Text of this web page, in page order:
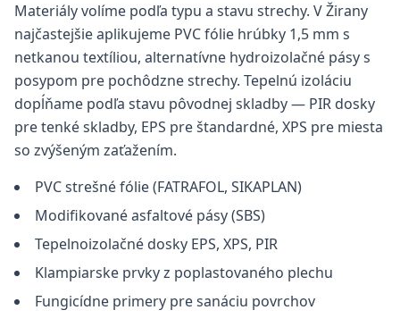
Materiály volíme podľa typu a stavu strechy. V Žirany
najčastejšie aplikujeme PVC fólie hrúbky 1,5 mm s
netkanou textíliou, alternatívne hydroizolačné pásy s
posypom pre pochôdzne strechy. Tepelnú izoláciu
dopĺňame podľa stavu pôvodnej skladby — PIR dosky
pre tenké skladby, EPS pre štandardné, XPS pre miesta
so zvýšeným zaťažením.
PVC strešné fólie (FATRAFOL, SIKAPLAN)
Modifikované asfaltové pásy (SBS)
Tepelnoizolačné dosky EPS, XPS, PIR
Klampiarske prvky z poplastovaného plechu
Fungicídne primery pre sanáciu povrchov